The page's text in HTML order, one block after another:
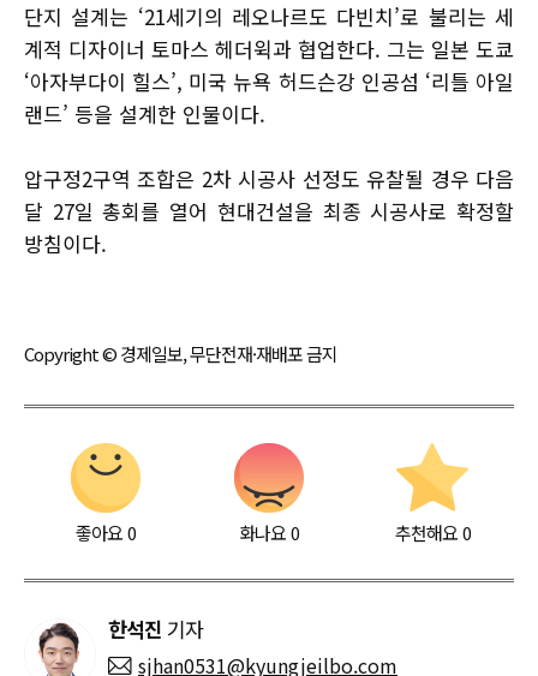
단지 설계는 ‘21세기의 레오나르도 다빈치’로 불리는 세
계적 디자이너 토마스 헤더윅과 협업한다. 그는 일본 도쿄
‘아자부다이 힐스’, 미국 뉴욕 허드슨강 인공섬 ‘리틀 아일
랜드’ 등을 설계한 인물이다.
압구정2구역 조합은 2차 시공사 선정도 유찰될 경우 다음
달 27일 총회를 열어 현대건설을 최종 시공사로 확정할
방침이다.
Copyright © 경제일보, 무단전재·재배포 금지
좋아요0 화나요0 추천해요 0
한석진 기자
sjhan0531@kyungjeilbo.com